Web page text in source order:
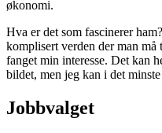
økonomi.
Hva er det som fascinerer
komplisert verden der man
fanget min interesse. Det kan
bildet, men jeg kan i det
Jobbvalget